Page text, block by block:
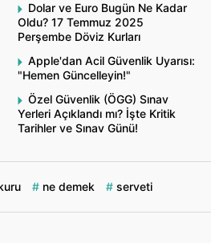
Dolar ve Euro Bugün Ne Kadar
Oldu? 17 Temmuz 2025
Perşembe Döviz Kurları
Apple'dan Acil Güvenlik Uyarısı:
"Hemen Güncelleyin!"
Özel Güvenlik (ÖGG) Sınav
Yerleri Açıklandı mı? İşte Kritik
Tarihler ve Sınav Günü!
ne demek serveti